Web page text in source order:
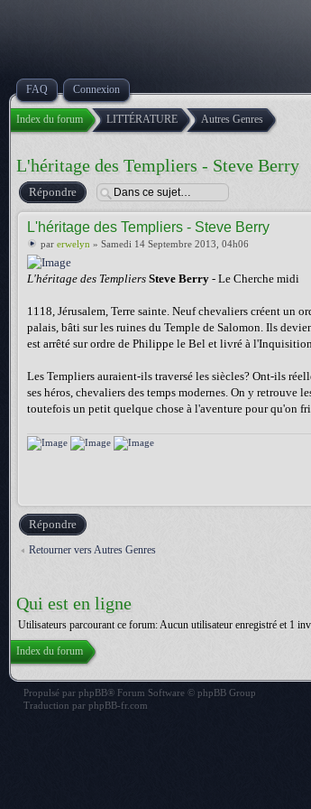
FAQ Connexion
Index du forum LITTÉRATURE Autres Genres
L'héritage des Templiers - Steve Berry
Répondre
L'héritage des Templiers - Steve Berry
par erwelyn » Samedi 14 Septembre 2013, 04h06
L'héritage des Templiers Steve Berry - Le Cherche midi
1118, Jérusalem, Terre sainte. Neuf chevaliers créent un
palais, bâti sur les ruines du Temple de Salomon. Ils
est arrêté sur ordre de Philippe le Bel et livré à
Les Templiers auraient-ils traversé les siècles? Ont-ils
ses héros, chevaliers des temps modernes. On y
toutefois un petit quelque chose à l'aventure pour qu'on
Répondre
Retourner vers Autres Genres
Qui est en ligne
Utilisateurs parcourant ce forum: Aucun utilisateur enregistré et 1
Index du forum
Propulsé par phpBB® Forum Software © phpBB Group
Traduction par phpBB-fr.com